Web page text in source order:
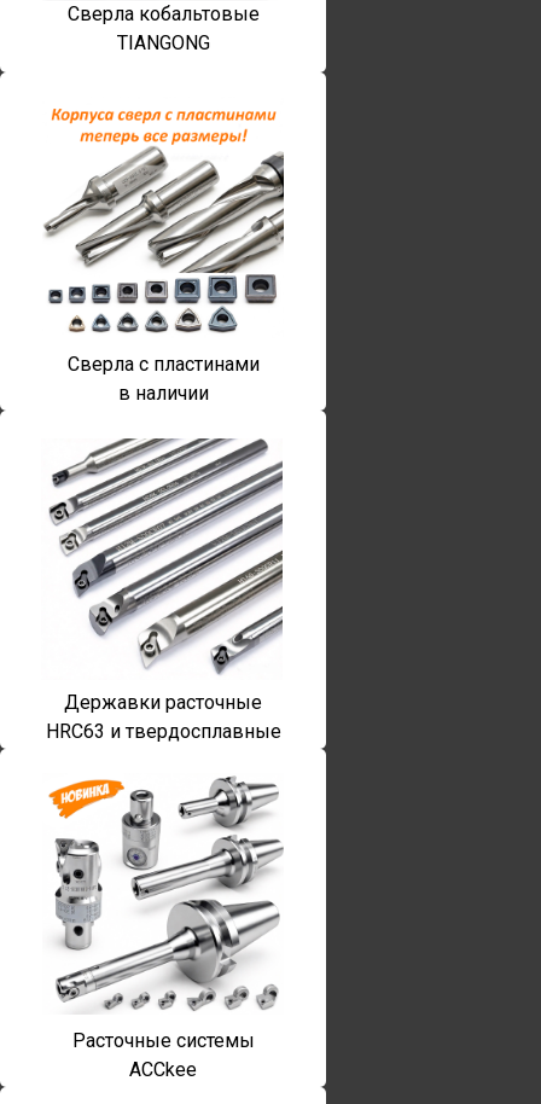
Сверла кобальтовые
TIANGONG
Сверла с пластинами
в наличии
Державки расточные
HRC63 и твердосплавные
Расточные системы
ACCkee